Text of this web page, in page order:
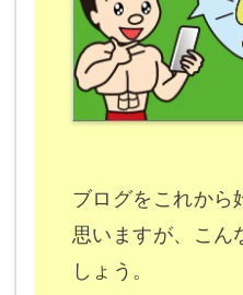
ブログをこれから
思いますが、こん
しょう。